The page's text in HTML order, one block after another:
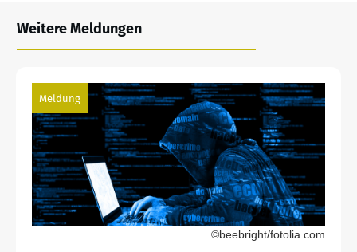
Weitere Meldungen
Meldung
©beebright/fotolia.com